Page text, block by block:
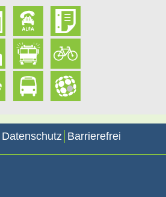
Datenschutz Barrierefrei